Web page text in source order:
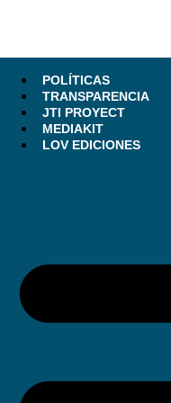
POLÍTICAS
TRANSPARENCIA
JTI PROYECT
MEDIAKIT
LOV EDICIONES